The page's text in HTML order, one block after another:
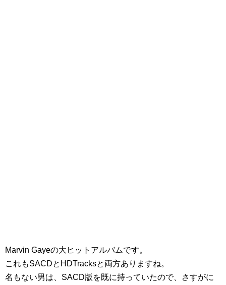
Marvin Gayeの大ヒットアルバムです。
これもSACDとHDTracksと両方ありますね。
名もない男は、SACD版を既に持っていたので、さすがに